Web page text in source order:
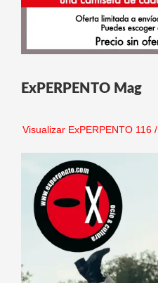
ExPERPENTO Mag
Visualizar ExPERPENTO 116/